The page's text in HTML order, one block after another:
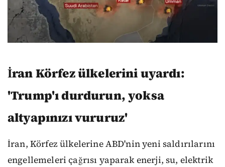
İran Körfez ülkelerini uyardı:
'Trump'ı durdurun, yoksa
altyapınızı vururuz'
İran, Körfez ülkelerine ABD'nin yeni saldırılarını
engellemeleri çağrısı yaparak enerji, su, elektrik